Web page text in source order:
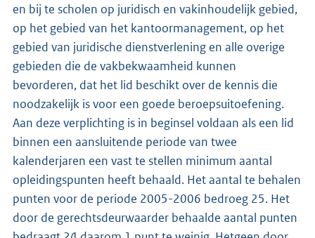
en bij te scholen op juridisch en vakinhoudelijk gebied,
op het gebied van het kantoormanagement, op het
gebied van juridische dienstverlening en alle overige
gebieden die de vakbekwaamheid kunnen
bevorderen, dat het lid beschikt over de kennis die
noodzakelijk is voor een goede beroepsuitoefening.
Aan deze verplichting is in beginsel voldaan als een lid
binnen een aansluitende periode van twee
kalenderjaren een vast te stellen minimum aantal
opleidingspunten heeft behaald. Het aantal te behalen
punten voor de periode 2005-2006 bedroeg 25. Het
door de gerechtsdeurwaarder behaalde aantal punten